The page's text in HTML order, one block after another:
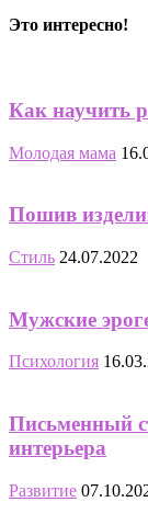
Это интересно!
Как научить
Молодая мама
Пошив
Стиль 24.07.2022
Мужские
Психология
Письменный
интерьера
Развитие